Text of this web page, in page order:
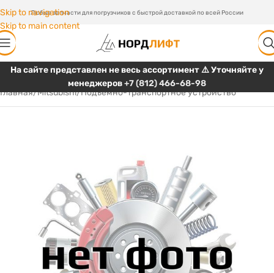
Skip to navigation
Skip to main content
Любые запчасти для погрузчиков с быстрой доставкой по всей России
На сайте представлен не весь ассортимент ⚠️ Уточняйте у
менеджеров+7 (812) 466-68-98
Главная/Mitsubishi/Подъемно-транспортное устройство